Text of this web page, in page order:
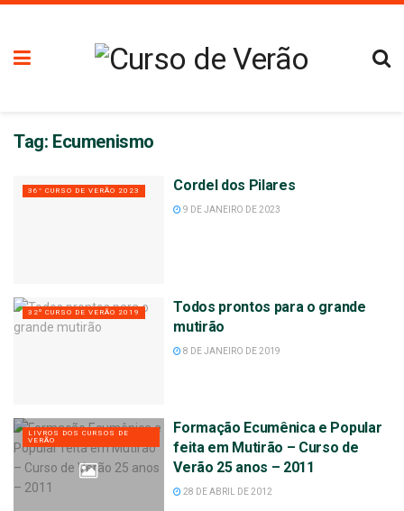
Tag: Ecumenismo
36° CURSO DE VERÃO 2023 Cordel dos Pilares
9 DE JANEIRO DE 2023
32º CURSO DE VERÃO 2019
Todos prontos para o grande
mutirão
8 DE JANEIRO DE 2019
LIVROS DOS CURSOS DE
VERÃO
Formação Ecumênica e Popular
feita em Mutirão – Curso de
Verão 25 anos – 2011
28 DE ABRIL DE 2012